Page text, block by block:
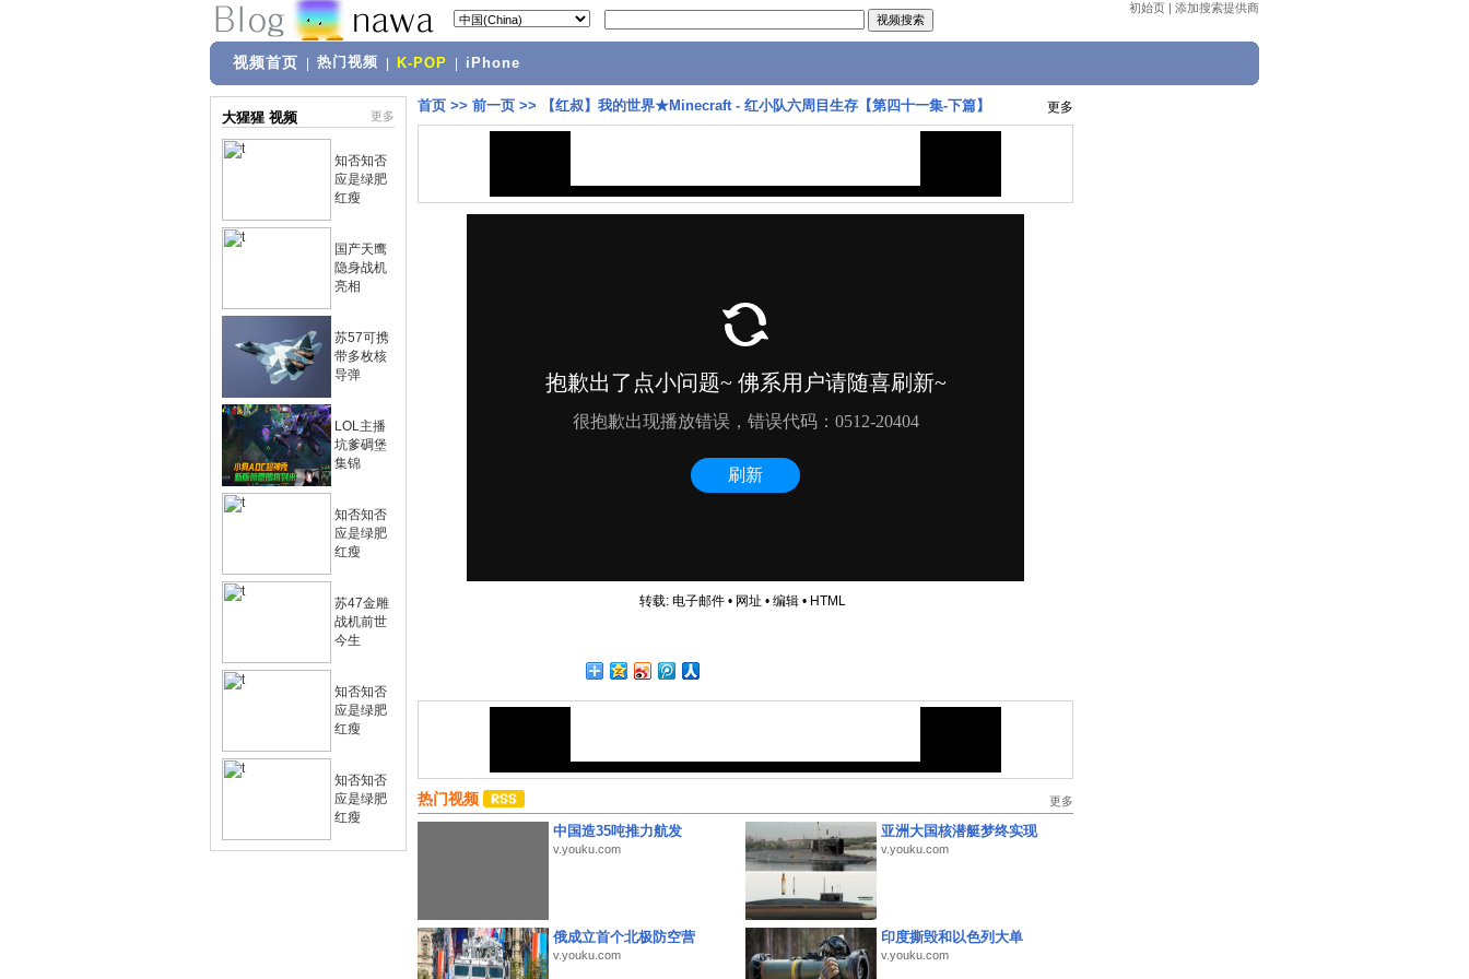
初始页 | 添加搜索提供商
视频首页 热门视频 K-POP iPhone
大猩猩 视频 更多
知否知否
应是绿肥
红瘦
国产天鹰
隐身战机
亮相
苏57可携
带多枚核
导弹
LOL主播
坑爹碉堡
集锦
知否知否
应是绿肥
红瘦
苏47金雕
战机前世
今生
知否知否
应是绿肥
红瘦
知否知否
应是绿肥
红瘦
首页 >> 前一页 >> 【红叔】我的世界★Minecraft - 红小队六周目生存【第四十一集-下篇】 更多
转载: 电子邮件• 网址 • 编辑• HTML
热门视频 更多
中国造35吨推力航发
v.youku.com
亚洲大国核潜艇梦终实现
v.youku.com
俄成立首个北极防空营
v.youku.com
印度撕毁和以色列大单
v.youku.com